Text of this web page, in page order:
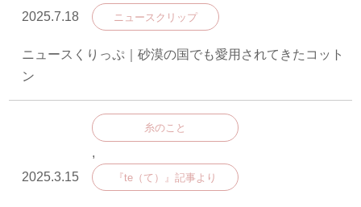
2025.7.18 ニュースクリップ
ニュースくりっぷ｜砂漠の国でも愛用されてきたコット
ン
2025.3.15
糸のこと
,
『te（て）』記事より